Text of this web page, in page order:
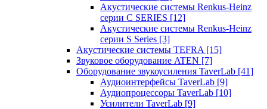
Акустические системы Renkus-Heinz
серии C SERIES [12]
Акустические системы Renkus-Heinz
серии S Series [3]
Акустические системы TEFRA [15]
Звуковое оборудование ATEN [7]
Оборудование звукоусиления TaverLab [41]
Аудиоинтерфейсы TaverLab [9]
Аудиопроцессоры TaverLab [10]
Усилители TaverLab [9]